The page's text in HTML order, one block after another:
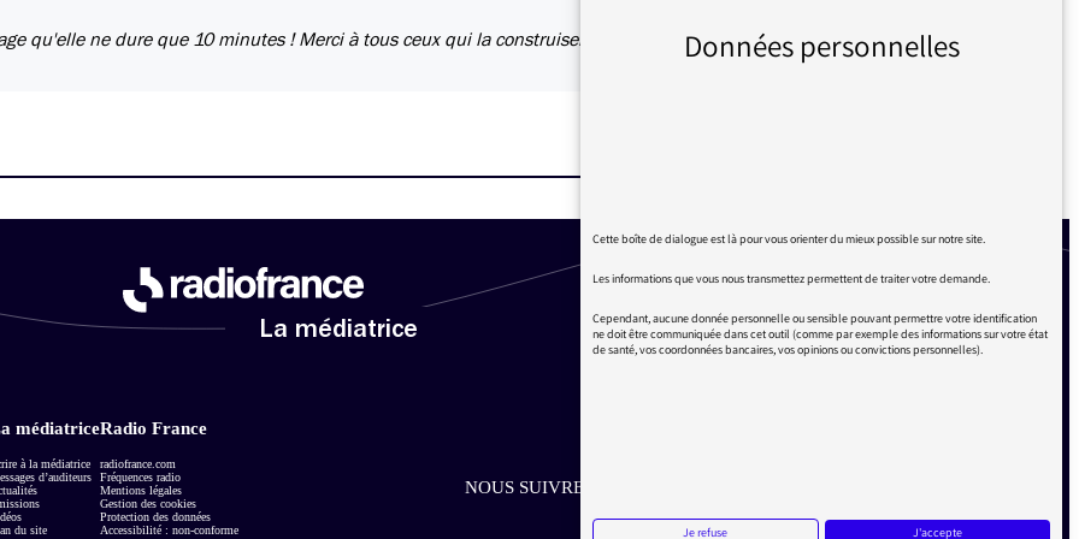
qu'elle ne dure que 10 minutes ! Merci à tous ceux qui la construisent.
La médiatrice
médiatrice
à la médiatrice
d’auditeurs
du site
Radio France
radiofrance.com
Fréquences radio
Mentions légales
Gestion des cookies
Protection des données
Accessibilité : non-conforme
NOUS SUIVRE SUR LES RÉSEAUX
Données personnelles
Cette boîte de dialogue est là pour vous orienter du mieux possible sur notre site.
Les informations que vous nous transmettez permettent de traiter votre demande.
Cependant, aucune donnée personnelle ou sensible pouvant permettre votre identification
ne doit être communiquée dans cet outil (comme par exemple des informations sur votre état
de santé, vos coordonnées bancaires, vos opinions ou convictions personnelles).
Je refuse J'accepte